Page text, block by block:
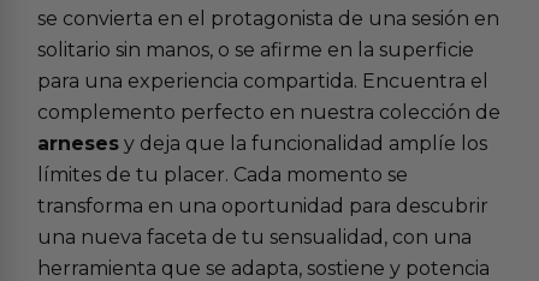
se convierta en el protagonista de una sesión en
solitario sin manos, o se afirme en la superficie
para una experiencia compartida. Encuentra el
complemento perfecto en nuestra colección de
arneses y deja que la funcionalidad amplíe los
límites de tu placer. Cada momento se
transforma en una oportunidad para descubrir
una nueva faceta de tu sensualidad, con una
herramienta que se adapta, sostiene y potencia